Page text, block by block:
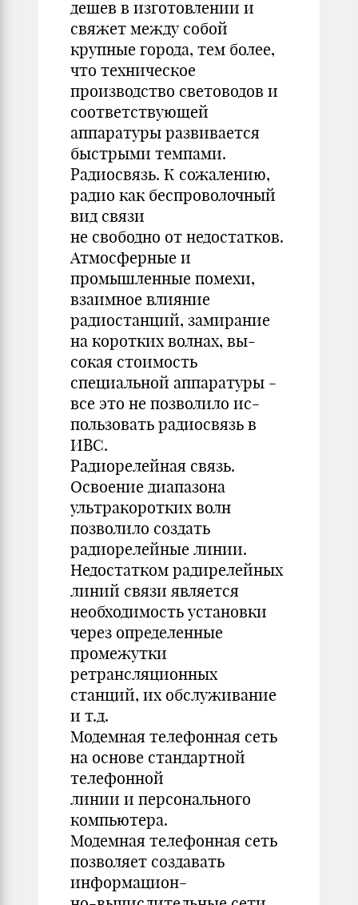
дешев в изготовлении и
свяжет между собой
крупные города, тем более,
что техническое
производство световодов и
соответствующей
аппаратуры развивается
быстрыми темпами.
Радиосвязь. К сожалению,
радио как беспроволочный
вид связи
не свободно от недостатков.
Атмосферные и
промышленные помехи,
взаимное влияние
радиостанций, замирание
на коротких волнах, вы-
сокая стоимость
специальной аппаратуры -
все это не позволило ис-
пользовать радиосвязь в
ИВС.
Радиорелейная связь.
Освоение диапазона
ультракоротких волн
позволило создать
радиорелейные линии.
Недостатком радирелейных
линий связи является
необходимость установки
через определенные
промежутки
ретрансляционных
станций, их обслуживание
и т.д.
Модемная телефонная сеть
на основе стандартной
телефонной
линии и персонального
компьютера.
Модемная телефонная сеть
позволяет создавать
информацион-